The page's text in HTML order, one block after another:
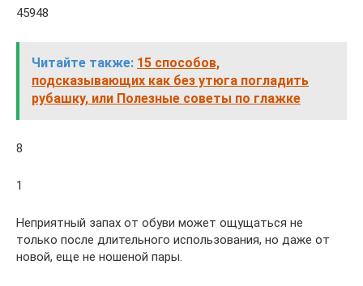
45948
Читайте также: 15 способов,
подсказывающих как без утюга погладить
рубашку, или Полезные советы по глажке
8
1
Неприятный запах от обуви может ощущаться не
только после длительного использования, но даже от
новой, еще не ношеной пары.